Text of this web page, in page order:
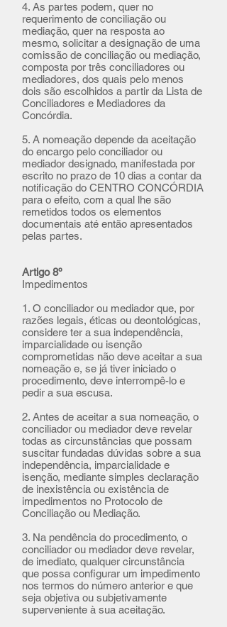
4. As partes podem, quer no
requerimento de conciliação ou
mediação, quer na resposta ao
mesmo, solicitar a designação de uma
comissão de conciliação ou mediação,
composta por três conciliadores ou
mediadores, dos quais pelo menos
dois são escolhidos a partir da Lista de
Conciliadores e Mediadores da
Concórdia.
5. A nomeação depende da aceitação
do encargo pelo conciliador ou
mediador designado, manifestada por
escrito no prazo de 10 dias a contar da
notificação do CENTRO CONCÓRDIA
para o efeito, com a qual lhe são
remetidos todos os elementos
documentais até então apresentados
pelas partes.
Artigo 8º
Impedimentos
1. O conciliador ou mediador que, por
razões legais, éticas ou deontológicas,
considere ter a sua independência,
imparcialidade ou isenção
comprometidas não deve aceitar a sua
nomeação e, se já tiver iniciado o
procedimento, deve interrompê-lo e
pedir a sua escusa.
2. Antes de aceitar a sua nomeação, o
conciliador ou mediador deve revelar
todas as circunstâncias que possam
suscitar fundadas dúvidas sobre a sua
independência, imparcialidade e
isenção, mediante simples declaração
de inexistência ou existência de
impedimentos no Protocolo de
Conciliação ou Mediação.
3. Na pendência do procedimento, o
conciliador ou mediador deve revelar,
de imediato, qualquer circunstância
que possa configurar um impedimento
nos termos do número anterior e que
seja objetiva ou subjetivamente
superveniente à sua aceitação.